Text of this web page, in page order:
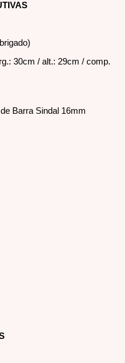
30cm / alt.: 29cm / comp.
Barra Sindal 16mm